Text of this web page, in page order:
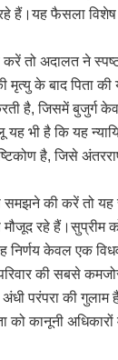
हैं।यह फैसला
करें तो अदालत ने
के बाद पिता
है, जिसमें बुजुर्ग
यह भी है कि यह
है, जिसे
की करें तो यह
रहे हैं।सुप्रीम
केवल एक
की सबसे
परंपरा की
अधिकारों